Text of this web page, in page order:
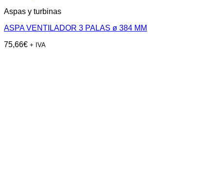
Aspas y turbinas
ASPA VENTILADOR 3 PALAS ø 384 MM
75,66€ + IVA